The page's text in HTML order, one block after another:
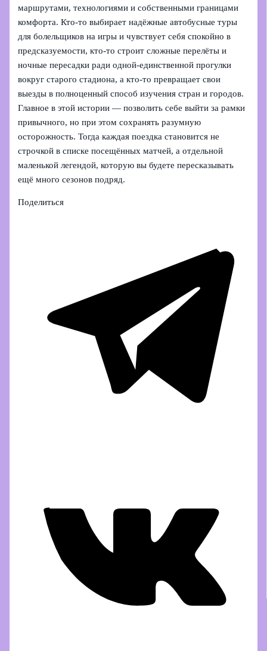
маршрутами, технологиями и собственными границами
комфорта. Кто-то выбирает надёжные автобусные туры
для болельщиков на игры и чувствует себя спокойно в
предсказуемости, кто-то строит сложные перелёты и
ночные пересадки ради одной-единственной прогулки
вокруг старого стадиона, а кто-то превращает свои
выезды в полноценный способ изучения стран и городов.
Главное в этой истории — позволить себе выйти за рамки
привычного, но при этом сохранять разумную
осторожность. Тогда каждая поездка становится не
строчкой в списке посещённых матчей, а отдельной
маленькой легендой, которую вы будете пересказывать
ещё много сезонов подряд.
Поделиться